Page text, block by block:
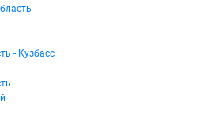
- Кузбасс